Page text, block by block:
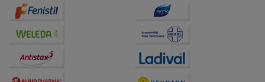
Drittseiten möglichst relevant für Sie zu gestalten.
Dritte wie z.B. Google oder soziale Medien